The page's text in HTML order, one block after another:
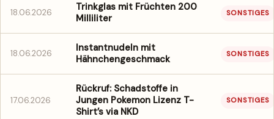
18.06.2026
Trinkglas mit Früchten 200
Milliliter
SONSTIGES
18.06.2026
Instantnudeln mit
Hähnchengeschmack
SONSTIGES
17.06.2026
Rückruf: Schadstoffe in
Jungen Pokemon Lizenz T-
Shirt’s via NKD
SONSTIGES